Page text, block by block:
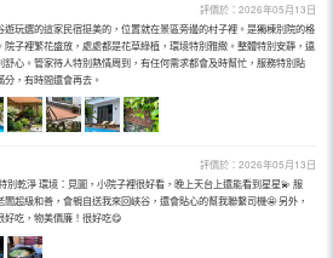
評價於：2026年05月13日
遊玩選的這家民宿挺美的，位置就在景區旁邊的村子裡。是獨棟別院的格
院子裡繁花盛放，處處都是花草綠植，環境特別雅緻。整體特別安靜，遠
舒心。管家待人特別熱情周到，有任何需求都會及時幫忙，服務特別貼
分，有時間還會再去。
評價於：2026年05月13日
別乾淨 環境：見圖，小院子裡很好看，晚上天台上還能看到星星💫 服
闆超級和善，會親自送我來回峽谷，還會貼心的幫我聯繫司機🤩 另外，
好吃，物美價廉！很好吃😋